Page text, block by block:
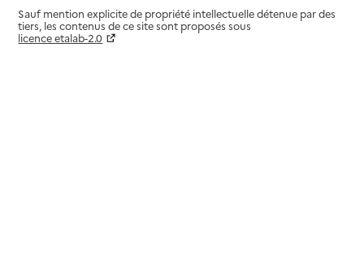
Sauf mention explicite de propriété intellectuelle détenue par des
tiers, les contenus de ce site sont proposés sous
licence etalab-2.0